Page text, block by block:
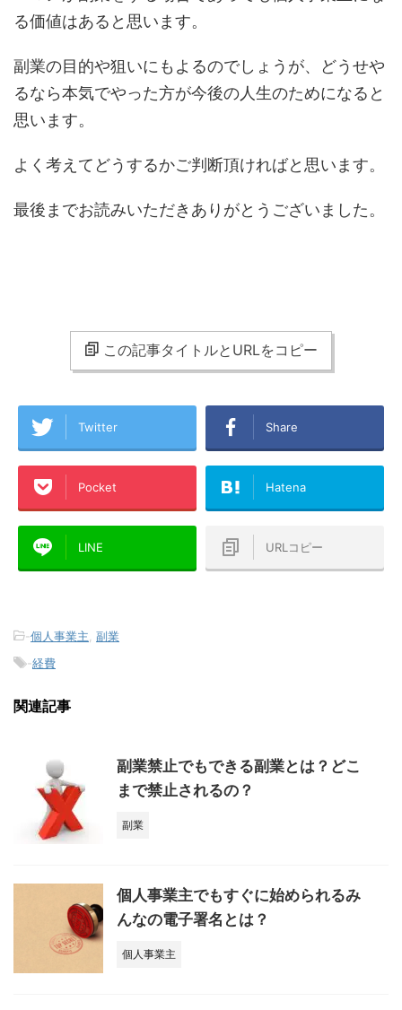
る価値はあると思います。
副業の目的や狙いにもよるのでしょうが、どうせや
るなら本気でやった方が今後の人生のためになると
思います。
よく考えてどうするかご判断頂ければと思います。
最後までお読みいただきありがとうございました。
この記事タイトルとURLをコピー
Twitter Share
Pocket Hatena
LINE URLコピー
-個人事業主 副業
-経費
関連記事
副業禁止でもできる副業とは？どこ
まで禁止されるの？
副業
個人事業主でもすぐに始められるみ
んなの電子署名とは？
個人事業主